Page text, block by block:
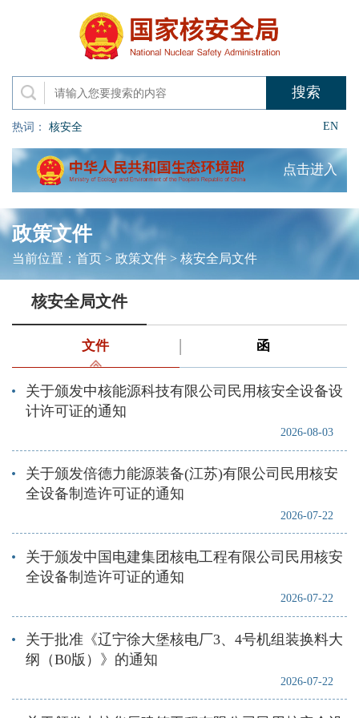
热词： 核安全 EN
点击进入
政策文件
当前位置： 首页> 政策文件> 核安全局文件
核安全局文件
文件 函
关于颁发中核能源科技有限公司民用核安全设备设
计许可证的通知
2026-08-03
关于颁发倍德力能源装备(江苏)有限公司民用核安
全设备制造许可证的通知
2026-07-22
关于颁发中国电建集团核电工程有限公司民用核安
全设备制造许可证的通知
2026-07-22
关于批准《辽宁徐大堡核电厂3、4号机组装换料大
纲（B0版）》的通知
2026-07-22